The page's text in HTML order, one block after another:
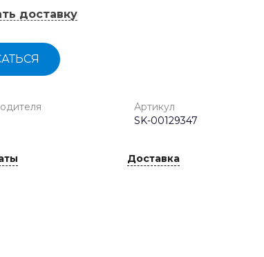
доставку
Артикул
SK-00129347
Доставка